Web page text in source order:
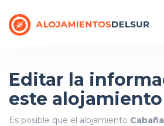
Editar la
este alojamiento
Es posible que el alojamiento